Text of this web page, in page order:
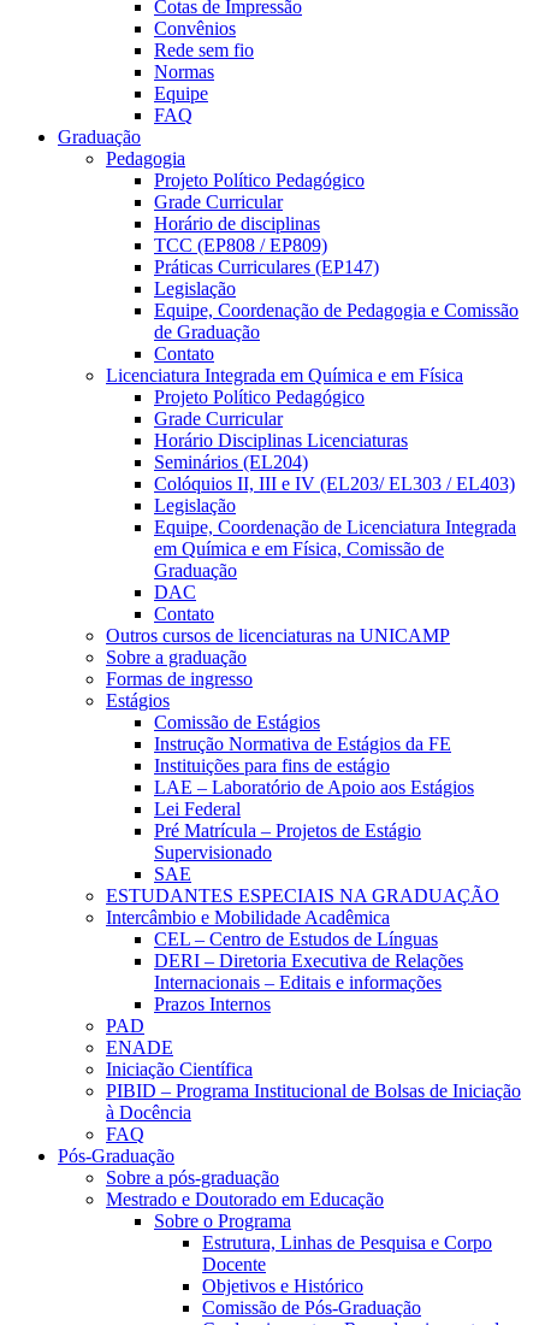
Cotas de Impressão
Convênios
Rede sem fio
Normas
Equipe
FAQ
Graduação
Pedagogia
Projeto Político Pedagógico
Grade Curricular
Horário de disciplinas
TCC (EP808 / EP809)
Práticas Curriculares (EP147)
Legislação
Equipe, Coordenação de Pedagogia e Comissão
de Graduação
Contato
Licenciatura Integrada em Química e em Física
Projeto Político Pedagógico
Grade Curricular
Horário Disciplinas Licenciaturas
Seminários (EL204)
Colóquios II, III e IV (EL203/ EL303 / EL403)
Legislação
Equipe, Coordenação de Licenciatura Integrada
em Química e em Física, Comissão de
Graduação
DAC
Contato
Outros cursos de licenciaturas na UNICAMP
Sobre a graduação
Formas de ingresso
Estágios
Comissão de Estágios
Instrução Normativa de Estágios da FE
Instituições para fins de estágio
LAE – Laboratório de Apoio aos Estágios
Lei Federal
Pré Matrícula – Projetos de Estágio
Supervisionado
SAE
ESTUDANTES ESPECIAIS NA GRADUAÇÃO
Intercâmbio e Mobilidade Acadêmica
CEL – Centro de Estudos de Línguas
DERI – Diretoria Executiva de Relações
Internacionais – Editais e informações
Prazos Internos
PAD
ENADE
Iniciação Científica
PIBID – Programa Institucional de Bolsas de Iniciação
à Docência
FAQ
Pós-Graduação
Sobre a pós-graduação
Mestrado e Doutorado em Educação
Sobre o Programa
Estrutura, Linhas de Pesquisa e Corpo
Docente
Objetivos e Histórico
Comissão de Pós-Graduação